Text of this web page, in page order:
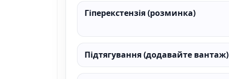
Гіперекстензія (розминка)
Підтягування (додавайте вантаж)